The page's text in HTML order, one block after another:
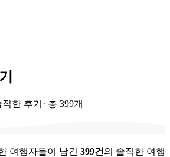
한 후기 · 총 399개
여행자들이 남긴 399건 의 솔직한 여행